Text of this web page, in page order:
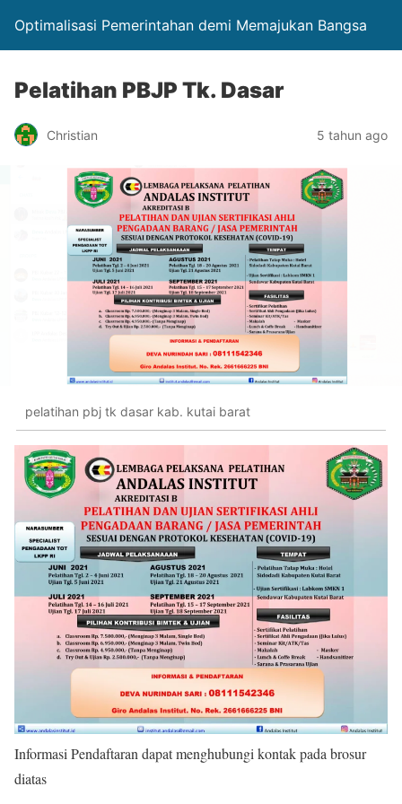
Optimalisasi Pemerintahan demi Memajukan Bangsa
Pelatihan PBJP Tk. Dasar
Christian 5 tahun ago
pelatihan pbj tk dasar kab. kutai barat
Informasi Pendaftaran dapat menghubungi kontak pada brosur
diatas